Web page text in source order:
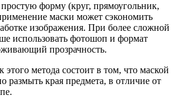
форму (круг, прямоугольник,
маски может сэкономить
изображения. При более сложной
использовать фотошоп и формат
прозрачность.
этого метода состоит в том, что маской
размыть края предмета, в отличие от